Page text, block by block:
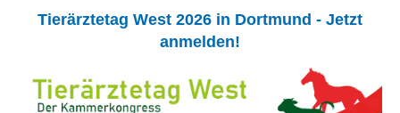
Tierärztetag West 2026 in Dortmund - Jetzt
anmelden!